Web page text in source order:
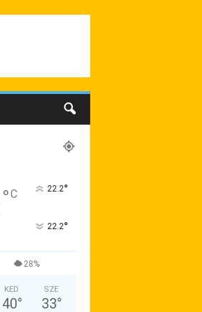
°C 22.2°
22.2°
28%
KED
40°
SZE
33°